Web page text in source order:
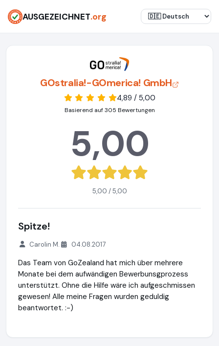
AUSGEZEICHNET.org
GOstralia!-GOmerica! GmbH
4,89 / 5,00
Basierend auf 305 Bewertungen
5,00
5,00 / 5,00
Spitze!
Carolin M. 04.08.2017
Das Team von GoZealand hat mich über mehrere
Monate bei dem aufwändigen Bewerbunsgprozess
unterstützt. Ohne die Hilfe wäre ich aufgeschmissen
gewesen! Alle meine Fragen wurden geduldig
beantwortet. :-)